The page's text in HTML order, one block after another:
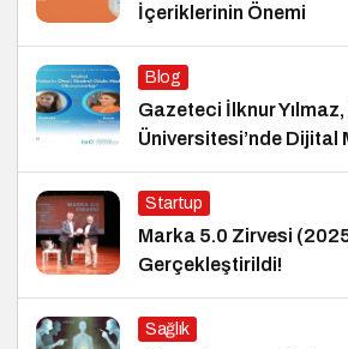
İçeriklerinin Önemi
Blog
Gazeteci İlknur
Üniversitesi’nde Dijital
Okuryazarlığı Dersinin
Startup
Marka 5.0 Zirvesi
Gerçekleştirildi!
Sağlık